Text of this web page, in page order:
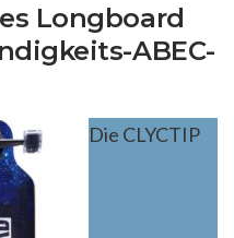
Longboard
ABEC-
Die CLYCTIP